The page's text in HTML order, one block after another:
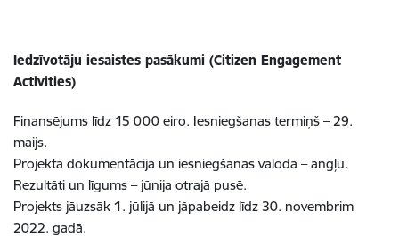
Iedzīvotāju iesaistes pasākumi (Citizen Engagement
Activities)
Finansējums līdz 15 000 eiro. Iesniegšanas termiņš – 29.
maijs.
Projekta dokumentācija un iesniegšanas valoda – angļu.
Rezultāti un līgums – jūnija otrajā pusē.
Projekts jāuzsāk 1. jūlijā un jāpabeidz līdz 30. novembrim
2022. gadā.